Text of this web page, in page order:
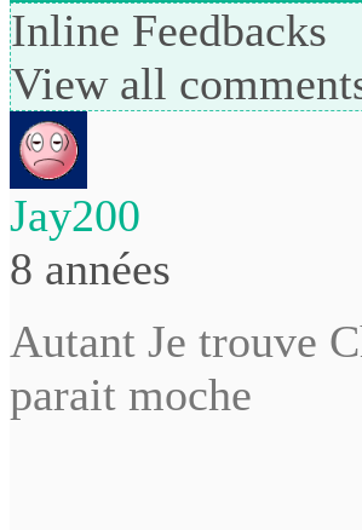
Inline Feedbacks
View all
Jay200
8 années
Autant Je trouve
parait moche